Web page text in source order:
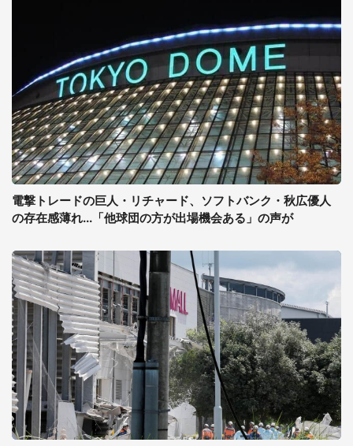
電撃トレードの巨人・リチャード、ソフトバンク・秋広優人
の存在感薄れ...「他球団の方が出場機会ある」の声が